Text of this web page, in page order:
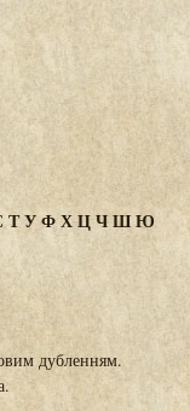
ТУФХЦЧШЮ
дубленням.